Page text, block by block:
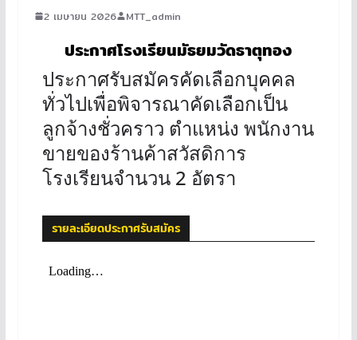
2 เมษายน 2026 MTT_admin
ประกาศโรงเรียนมัธยมวัดธาตุทอง
ประกาศรับสมัครคัดเลือกบุคคล
ทั่วไปเพื่อพิจารณาคัดเลือกเป็น
ลูกจ้างชั่วคราว ตำแหน่ง พนักงาน
ขายของร้านค้าสวัสดิการ
โรงเรียนจำนวน 2 อัตรา
รายละเอียดประกาศรับสมัคร